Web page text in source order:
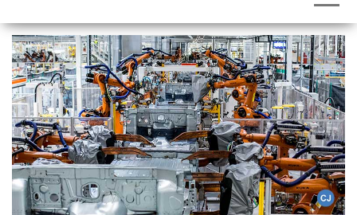
i
g
a
t
i
o
n
für
Caravaning